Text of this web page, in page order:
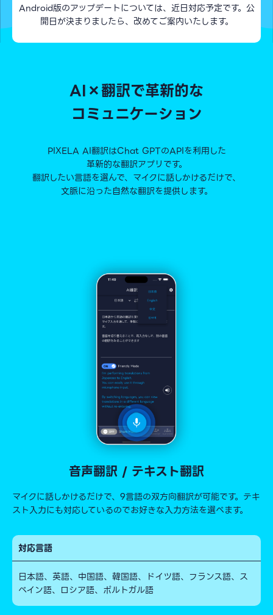
Android版のアップデートについては、近日対応予定です。公
開日が決まりましたら、改めてご案内いたします。
AI×翻訳で革新的な
コミュニケーション
PIXELA AI翻訳はChat GPTのAPIを利用した
革新的な翻訳アプリです。
翻訳したい言語を選んで、マイクに話しかけるだけで、
文脈に沿った自然な翻訳を提供します。
音声翻訳 / テキスト翻訳
マイクに話しかけるだけで、9言語の双方向翻訳が可能です。テキ
スト入力にも対応しているのでお好きな入力方法を選べます。
対応言語
日本語、英語、中国語、韓国語、ドイツ語、フランス語、ス
ペイン語、ロシア語、ポルトガル語